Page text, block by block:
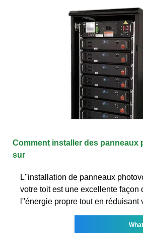
Comment installer des panneaux
sur
L''installation de panneaux
votre toit est une excellente façon
l''énergie propre tout en réduisant